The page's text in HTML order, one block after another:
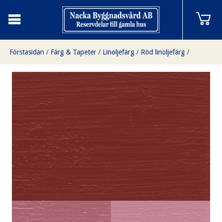
Förstasidan / Färg & Tapeter / Linoljefärg / Röd linoljefärg /